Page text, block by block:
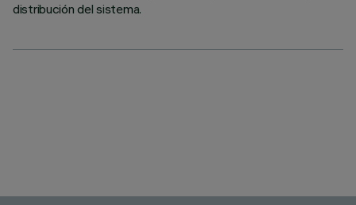
distribución del sistema.